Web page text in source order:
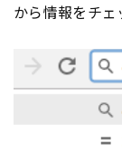
から情報をチェ